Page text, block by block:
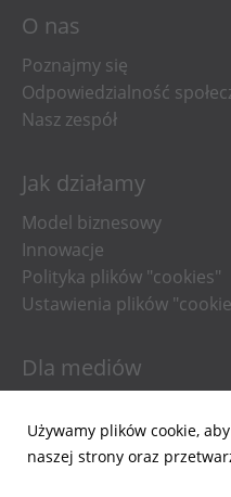
O nas
Poznajmy się
Odpowiedzialność
Nasz zespół
Jak działamy
Model biznesowy
Innowacje
Polityka plików "cookies"
Ustawienia plików
Dla mediów
Materiały do pobrania
Powiadomienia email
Używamy plików cookie,
naszej strony oraz